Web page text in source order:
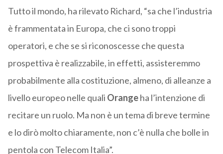
Tutto il mondo, ha rilevato Richard, “sa che l’industria
è frammentata in Europa, che ci sono troppi
operatori, e che se si riconoscesse che questa
prospettiva è realizzabile, in effetti, assisteremmo
probabilmente alla costituzione, almeno, di alleanze a
livello europeo nelle quali Orangeha l’intenzione di
recitare un ruolo. Ma non è un tema di breve termine
e lo dirò molto chiaramente, non c’è nulla che bolle in
pentola con Telecom Italia”.